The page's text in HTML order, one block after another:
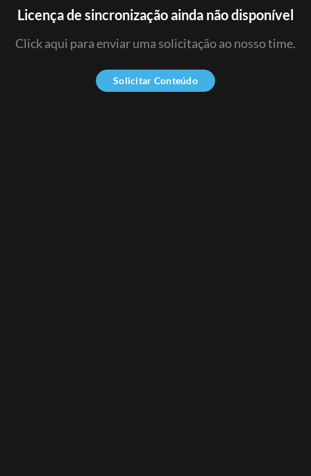
Licença de sincronização ainda não disponível
Click aqui para enviar uma solicitação ao nosso time.
Solicitar Conteúdo